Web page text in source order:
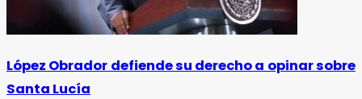
López Obrador defiende su derecho a opinar sobre
Santa Lucía